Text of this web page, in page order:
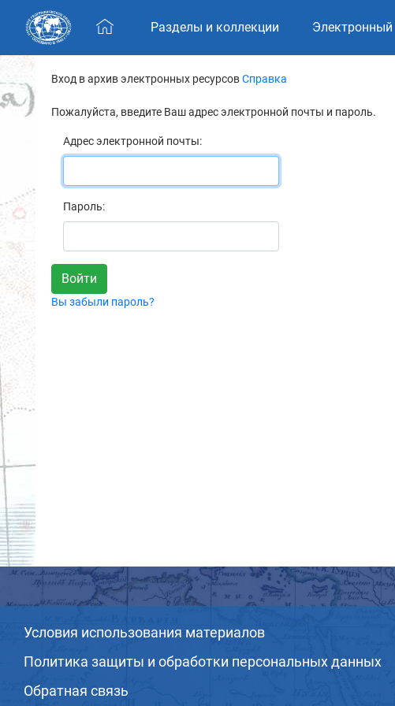
Skip navigation
Разделы и коллекции Электронный
Вход в архив электронных ресурсовСправка
Пожалуйста, введите Ваш адрес электронной почты и пароль.
Адрес электронной почты:
Пароль:
Вы забыли пароль?
Условия использования материалов
Политика защиты и обработки персональных данных
Обратная связь